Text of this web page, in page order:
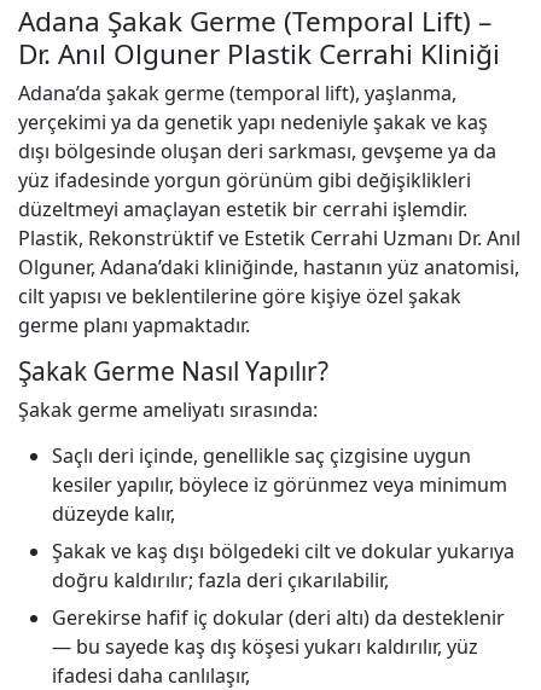
Adana Şakak Germe (Temporal Lift) –
Dr. Anıl Olguner Plastik Cerrahi Kliniği
Adana’da şakak germe (temporal lift), yaşlanma,
yerçekimi ya da genetik yapı nedeniyle şakak ve kaş
dışı bölgesinde oluşan deri sarkması, gevşeme ya da
yüz ifadesinde yorgun görünüm gibi değişiklikleri
düzeltmeyi amaçlayan estetik bir cerrahi işlemdir.
Plastik, Rekonstrüktif ve Estetik Cerrahi Uzmanı Dr. Anıl
Olguner, Adana’daki kliniğinde, hastanın yüz anatomisi,
cilt yapısı ve beklentilerine göre kişiye özel şakak
germe planı yapmaktadır.
Şakak Germe Nasıl Yapılır?
Şakak germe ameliyatı sırasında:
Saçlı deri içinde, genellikle saç çizgisine uygun
kesiler yapılır, böylece iz görünmez veya minimum
düzeyde kalır,
Şakak ve kaş dışı bölgedeki cilt ve dokular yukarıya
doğru kaldırılır; fazla deri çıkarılabilir,
Gerekirse hafif iç dokular (deri altı) da desteklenir
— bu sayede kaş dış köşesi yukarı kaldırılır, yüz
ifadesi daha canlılaşır,